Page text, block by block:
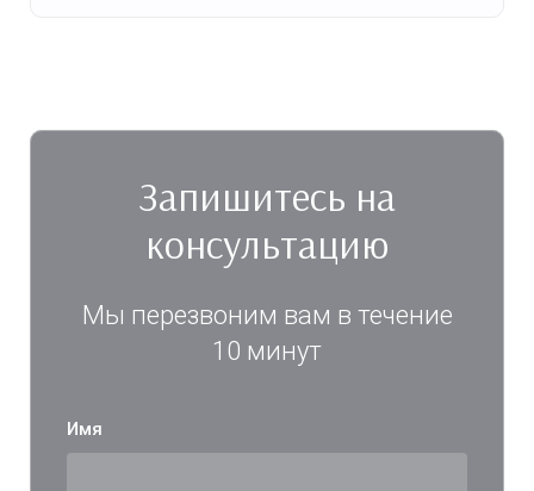
Запишитесь на
консультацию
Мы перезвоним вам в течение
10 минут
Имя